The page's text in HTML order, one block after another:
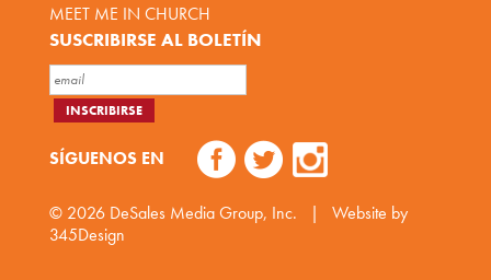
MEET ME IN CHURCH
SUSCRIBIRSE AL BOLETÍN
SÍGUENOS EN
© 2026 DeSales Media Group, Inc. |
Website by
345Design